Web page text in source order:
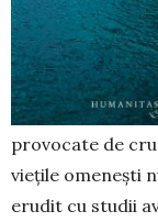
provocate de
vieţile omeneşti
erudit cu studii